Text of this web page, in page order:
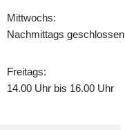
Mittwochs:
Nachmittags geschlossen
Freitags:
14.00 Uhr bis 16.00 Uhr